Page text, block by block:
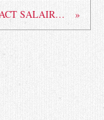
JOURNEE DU 29 FEVRIER, TRACT SALAIRES 2012 GDF SUEZ